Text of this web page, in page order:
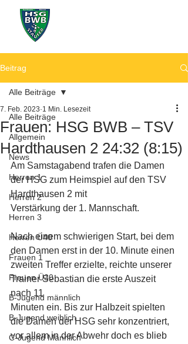
Beitrag
Alle Beiträge
Allgemein
News
Herren 1
Herren 2
Herren 3
Herren Ü40
Frauen 1
Frauen Ü30
B-Jugend männlich
B-Jugend weiblich
C-Jugend Männlich
Alle Beiträge
Frauen: HSG BWB – TSV
Hardthausen 2 24:32 (8:15)
7. Feb. 2023 1 Min. Lesezeit
Am Samstagabend trafen die Damen
der HSG zum Heimspiel auf den TSV
Hardthausen 2 mit
Verstärkung der 1. Mannschaft.
Nach einem schwierigen Start, bei dem
den Damen erst in der 10. Minute einen
zweiten Treffer erzielte, reichte unserer
Trainer Sebastian die erste Auszeit
nach 11
Minuten ein. Bis zur Halbzeit spielten
die Damen der HSG sehr konzentriert,
vor allem in der Abwehr doch es blieb